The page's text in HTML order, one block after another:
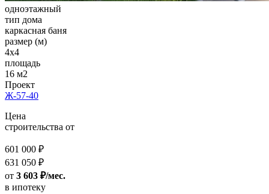
одноэтажный
тип дома
каркасная баня
размер (м)
4x4
площадь
16 м2
Проект
Ж-57-40
Цена
строительства от
601 000 ₽
631 050 ₽
от 3 603 ₽/мес.
в ипотеку